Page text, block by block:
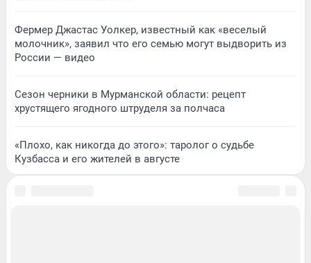
Фермер Джастас Уолкер, известный как «веселый
молочник», заявил что его семью могут выдворить из
России — видео
Сезон черники в Мурманской области: рецепт
хрустящего ягодного штруделя за полчаса
«Плохо, как никогда до этого»: таролог о судьбе
Кузбасса и его жителей в августе